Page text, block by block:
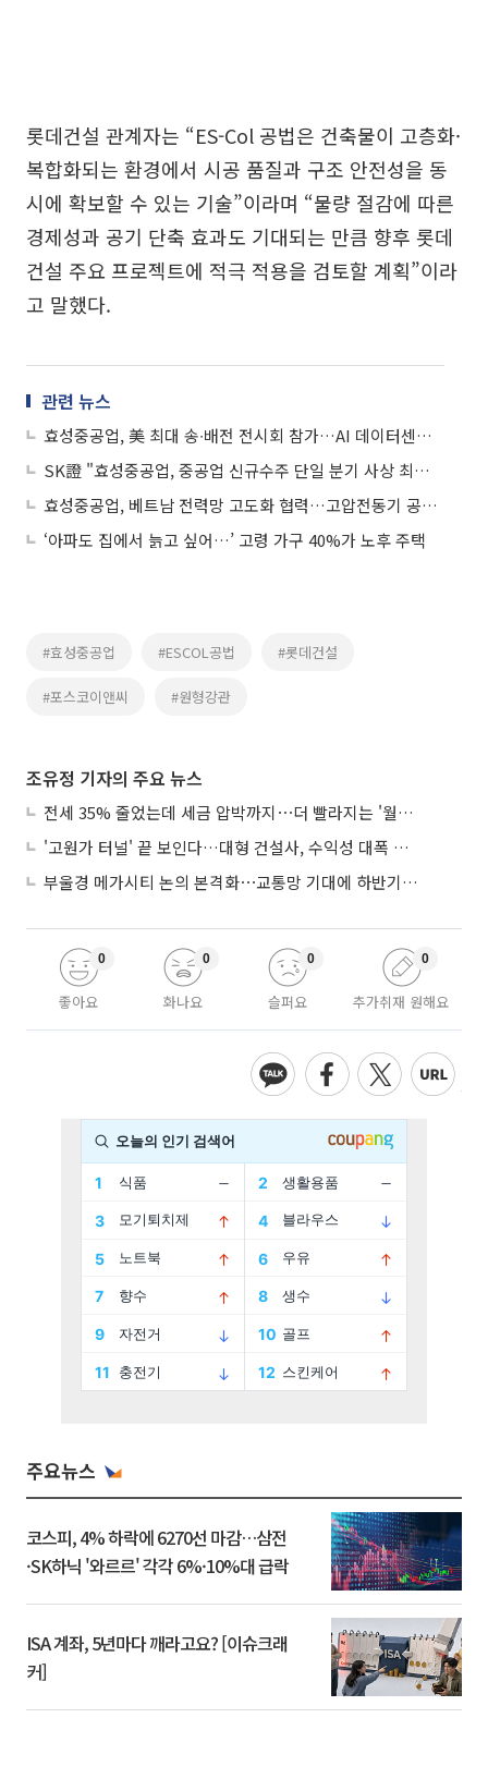
롯데건설 관계자는 “ES-Col 공법은 건축물이 고층화·
복합화되는 환경에서 시공 품질과 구조 안전성을 동
시에 확보할 수 있는 기술”이라며 “물량 절감에 따른
경제성과 공기 단축 효과도 기대되는 만큼 향후 롯데
건설 주요 프로젝트에 적극 적용을 검토할 계획”이라
고 말했다.
관련 뉴스
효성중공업, 美 최대 송∙배전 전시회 참가…AI 데이터센터 전력망 솔루션 소개
SK證 "효성중공업, 중공업 신규수주 단일 분기 사상 최대…목표가 470만원으로 상향"
효성중공업, 베트남 전력망 고도화 협력…고압전동기 공장 투자
‘아파도 집에서 늙고 싶어…’ 고령 가구 40%가 노후 주택
#효성중공업 #ESCOL공법 #롯데건설
#포스코이앤씨 #원형강관
조유정 기자의 주요 뉴스
전세 35% 줄었는데 세금 압박까지⋯더 빨라지는 '월세화'
'고원가 터널' 끝 보인다…대형 건설사, 수익성 대폭 개선
부울경 메가시티 논의 본격화⋯교통망 기대에 하반기 분양시장 '주목'
좋아요
0
화나요
0
슬퍼요
0
추가취재 원해요
0
주요뉴스
코스피, 4% 하락에 6270선 마감…삼전
·SK하닉 '와르르' 각각 6%·10%대 급락
ISA 계좌, 5년마다 깨라고요? [이슈크래
커]